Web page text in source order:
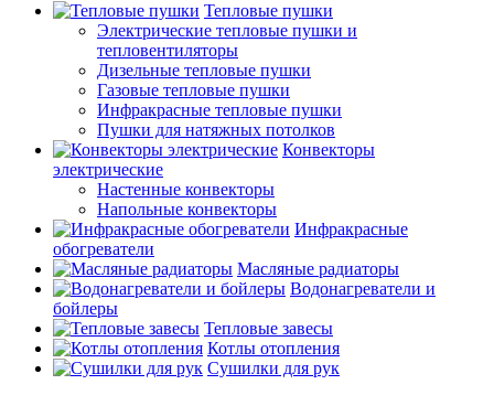
Тепловые пушки
Электрические тепловые пушки и
тепловентиляторы
Дизельные тепловые пушки
Газовые тепловые пушки
Инфракрасные тепловые пушки
Пушки для натяжных потолков
Конвекторы
электрические
Настенные конвекторы
Напольные конвекторы
Инфракрасные
обогреватели
Масляные радиаторы
Водонагреватели и
бойлеры
Тепловые завесы
Котлы отопления
Сушилки для рук